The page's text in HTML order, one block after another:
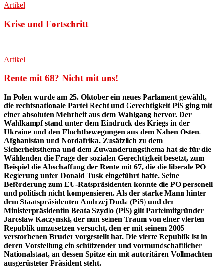
Artikel
Krise und Fortschritt
Artikel
Rente mit 68? Nicht mit uns!
In Polen wurde am 25. Oktober ein neues Parlament gewählt,
die rechtsnationale Partei Recht und Gerechtigkeit PiS ging mit
einer absoluten Mehrheit aus dem Wahlgang hervor. Der
Wahlkampf stand unter dem Eindruck des Kriegs in der
Ukraine und den Fluchtbewegungen aus dem Nahen Osten,
Afghanistan und Nordafrika. Zusätzlich zu dem
Sicherheitsthema und dem Zuwanderungsthema hat sie für die
Wählenden die Frage der sozialen Gerechtigkeit besetzt, zum
Beispiel die Abschaffung der Rente mit 67, die die liberale PO-
Regierung unter Donald Tusk eingeführt hatte. Seine
Beförderung zum EU-Ratspräsidenten konnte die PO personell
und politisch nicht kompensieren. Als der starke Mann hinter
dem Staatspräsidenten Andrzej Duda (PiS) und der
Ministerpräsidentin Beata Szydlo (PiS) gilt Parteimitgründer
Jaroslaw Kaczynski, der nun seinen Traum von einer vierten
Republik umzusetzen versucht, den er mit seinem 2005
verstorbenen Bruder vorgestellt hat. Die vierte Republik ist in
deren Vorstellung ein schützender und vormundschaftlicher
Nationalstaat, an dessen Spitze ein mit autoritären Vollmachten
ausgerüsteter Präsident steht.